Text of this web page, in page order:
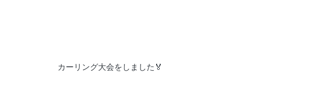
カーリング大会をしました🏅